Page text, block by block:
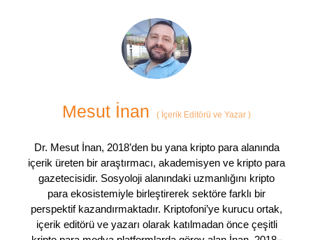
Mesut İnan ( İçerik Editörü ve Yazar )
Dr. Mesut İnan, 2018’den bu yana kripto para alanında
içerik üreten bir araştırmacı, akademisyen ve kripto para
gazetecisidir. Sosyoloji alanındaki uzmanlığını kripto
para ekosistemiyle birleştirerek sektöre farklı bir
perspektif kazandırmaktadır. Kriptofoni’ye kurucu ortak,
içerik editörü ve yazarı olarak katılmadan önce çeşitli